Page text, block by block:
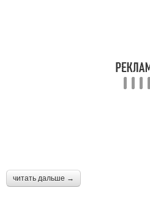
читать дальше →